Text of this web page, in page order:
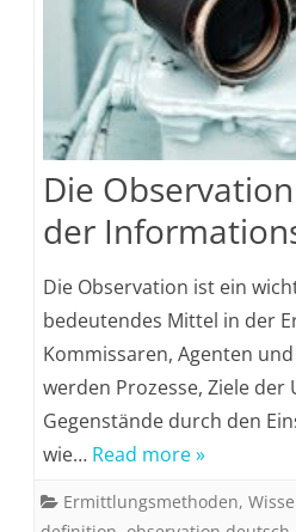
Die
der
Die Observation ist ein
bedeutendes Mittel in der
Kommissaren, Agenten
werden Prozesse, Ziele
Gegenstände durch den
wie… Read more »
Ermittlungsmethoden,